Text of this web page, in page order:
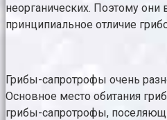
неорганических. Поэтому
принципиальное отличие
Грибы-сапротрофы очень
Основное место обитания
грибы-сапротрофы,